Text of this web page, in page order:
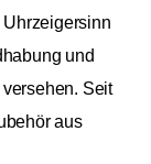
und
Seit
aus